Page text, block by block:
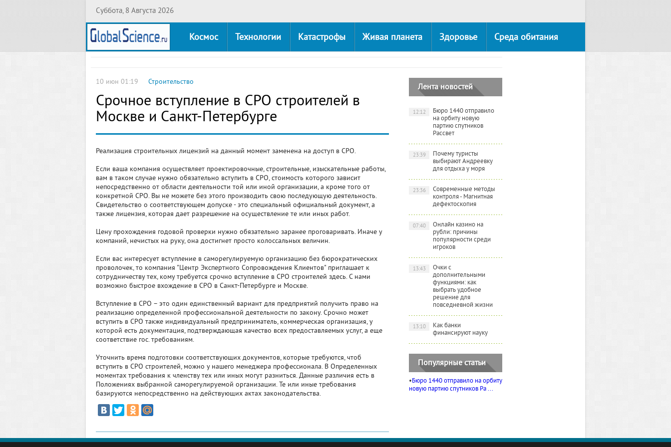
Суббота, 8 Августа 2026
Космос Технологии Катастрофы Живая планета Здоровье Среда обитания
10 июн 01:19 Строительство
Срочное вступление в СРО строителей в
Москве и Санкт-Петербурге
Реализация строительных лицензий на данный момент заменена на доступ в СРО.
Если ваша компания осуществляет проектировочные, строительные, изыскательные работы,
вам в таком случае нужно обязательно вступить в СРО, стоимость которого зависит
непосредственно от области деятельности той или иной организации, а кроме того от
конкретной СРО. Вы не можете без этого производить свою последующую деятельность.
Свидетельство о соответствующем допуске - это специальный официальный документ, а
также лицензия, которая дает разрешение на осуществление те или иных работ.
Цену прохождения годовой проверки нужно обязательно заранее проговаривать. Иначе у
компаний, нечистых на руку, она достигнет просто колоссальных величин.
Если вас интересует вступление в саморегулируемую организацию без бюрократических
проволочек, то компания "Центр Экспертного Сопровождения Клиентов" приглашает к
сотрудничеству тех, кому требуется срочно вступление в СРО строителей здесь. С нами
возможно быстрое вхождение в СРО в Санкт-Петербурге и Москве.
Вступление в СРО – это один единственный вариант для предприятий получить право на
реализацию определенной профессиональной деятельности по закону. Срочно может
вступить в СРО также индивидуальный предприниматель, коммерческая организация, у
которой есть документация, подтверждающая качество всех предоставляемых услуг, а еще
соответствие гос. требованиям.
Уточнить время подготовки соответствующих документов, которые требуются, чтоб
вступить в СРО строителей, можно у нашего менеджера профессионала. В Определенных
моментах требования к членству тех или иных могут разниться. Данные различия есть в
Положениях выбранной саморегулируемой организации. Те или иные требования
базируются непосредственно на действующих актах законодательства.
Лента новостей
Бюро 1440 отправило
на орбиту новую
партию спутников
Рассвет
12:12
Почему туристы
выбирают Андреевку
для отдыха у моря
23:39
Современные методы
контроля - Магнитная
дефектоскопия
23:36
Онлайн казино на
рубли: причины
популярности среди
игроков
07:40
Очки с
дополнительными
функциями: как
выбрать удобное
решение для
повседневной жизни
13:43
Как банки
финансируют науку
13:10
Популярные статьи
•Бюро 1440 отправило на орбиту
новую партию спутников Ра ...